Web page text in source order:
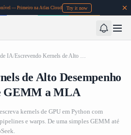
— Primeiro na Atlas Cloud Try it now
IA/ Escrevendo Kernels de Alto Desempenho em TileLang, de GEMM a MLA
de Alto Desempenho
GEMM a MLA
kernels de GPU em Python com
e warps. De uma simples GEMM até